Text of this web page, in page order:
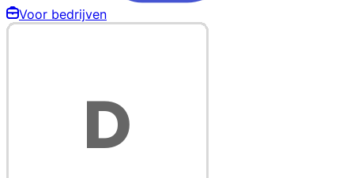
Voor bedrijven